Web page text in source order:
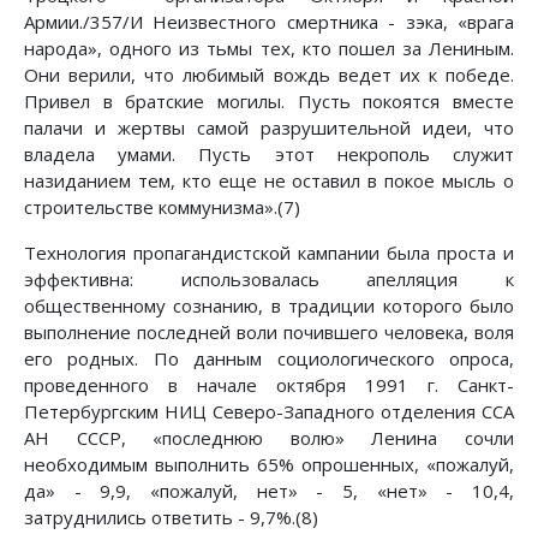
Армии./357/И Неизвестного смертника - зэка, «врага
народа», одного из тьмы тех, кто пошел за Лениным.
Они верили, что любимый вождь ведет их к победе.
Привел в братские могилы. Пусть покоятся вместе
палачи и жертвы самой разрушительной идеи, что
владела умами. Пусть этот некрополь служит
назиданием тем, кто еще не оставил в покое мысль о
строительстве коммунизма».(7)
Технология пропагандистской кампании была проста и
эффективна: использовалась апелляция к
общественному сознанию, в традиции которого было
выполнение последней воли почившего человека, воля
его родных. По данным социологического опроса,
проведенного в начале октября 1991 г. Санкт-
Петербургским НИЦ Северо-Западного отделения ССА
АН СССР, «последнюю волю» Ленина сочли
необходимым выполнить 65% опрошенных, «пожалуй,
да» - 9,9, «пожалуй, нет» - 5, «нет» - 10,4,
затруднились ответить - 9,7%.(8)